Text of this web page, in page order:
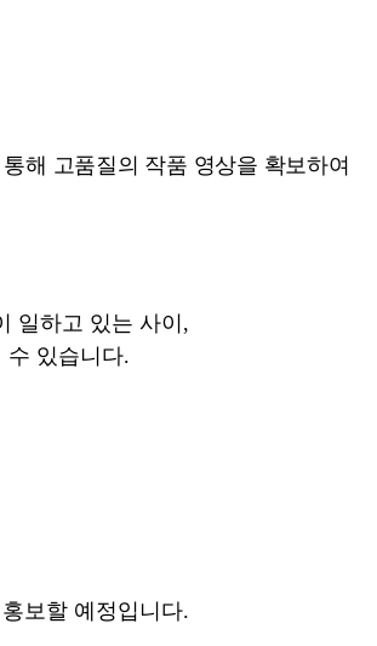
해 고품질의 작품 영상을 확보하여
일하고 있는 사이,
수 있습니다.
보할 예정입니다.